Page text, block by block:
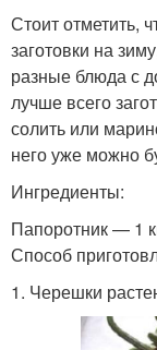
Стоит отметить,
заготовки на
разные блюда с
лучше всего
солить или
него уже можно
Ингредиенты:
Папоротник — 1
Способ
1. Черешки